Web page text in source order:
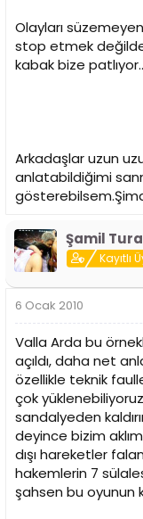
Olayları
stop etmek
kabak bize patlıyor..
Arkadaşlar uzun
anlatabildiğimi
Şamil
Kayıtlı
6 Ocak 2010
Valla Arda bu
açıldı, daha net
özellikle teknik
çok
sandalyeden
deyince bizim
dışı hareketler
hakemlerin 7
şahsen bu oyunun